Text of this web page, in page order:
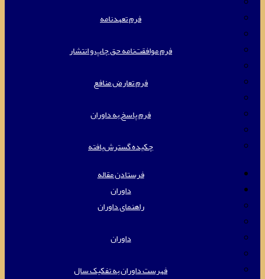
فرم تعهدنامه
فرم موافقت‌نامه حق چاپ و انتشار
فرم تعارض منافع
فرم پاسخ به داوران
چکیده گسترش‌یافته
فرستادن مقاله
داوران
راهنمای داوران
داوران
فهرست داوران به تفکیک سال